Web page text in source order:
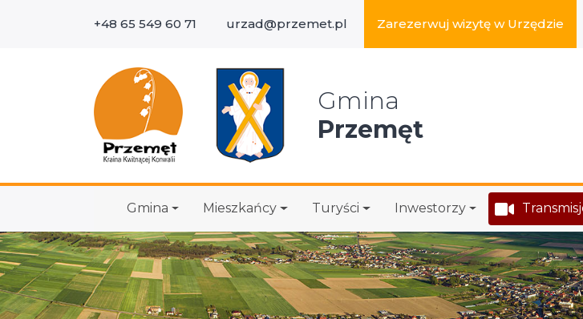
+48 65 549 60 71 urzad@przemet.pl Zarezerwuj wizytę w Urzędzie
Gmina
Przemęt
Gmina Mieszkańcy Turyści Inwestorzy
Wyszukaj w serwisie